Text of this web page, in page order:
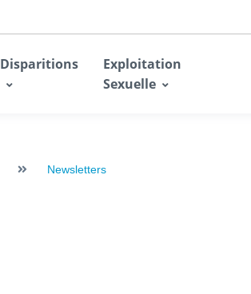
Disparitions
Exploitation
Sexuelle
Newsletters